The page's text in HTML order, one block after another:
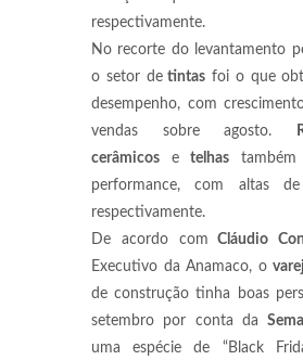
respectivamente.
No recorte do levantamento
o setor detintas foi o que
desempenho, com
vendas sobre agosto.
cerâmicos etelhas também
performance, com altas
respectivamente.
De acordo com Cláudio
Executivo da Anamaco, o
de construção tinha boas
setembro por conta da
uma espécie de “Black